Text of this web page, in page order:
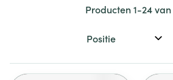
Producten1-24van
Sorteer op: